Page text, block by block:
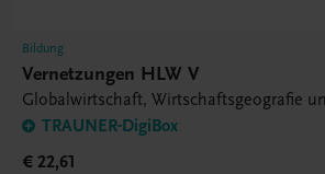
Bildung
Vernetzungen HLW V
Globalwirtschaft, Wirtschaftsgeografie
TRAUNER-DigiBox
€ 22,61